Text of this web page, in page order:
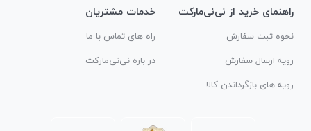
راهنمای خرید از نی‌نی‌مارکت
نحوه ثبت سفارش
رویه ارسال سفارش
رویه های بازگرداندن کالا
خدمات مشتریان
راه های تماس با ما
در باره نی‌نی‌مارکت